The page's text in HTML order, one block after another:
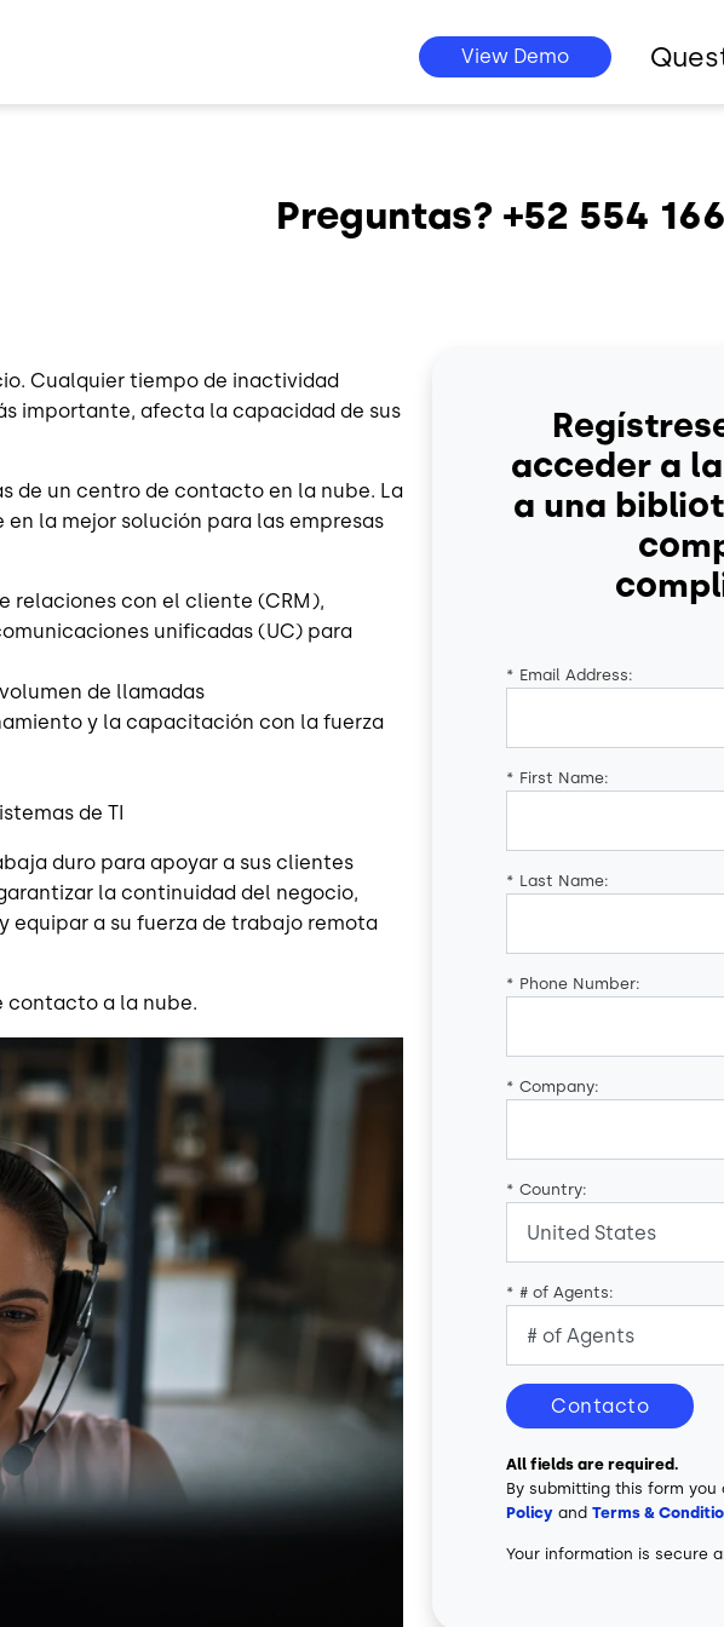
View Demo
Preguntas? +52 554
Cualquier tiempo de inactividad
importante, afecta la capacidad de sus
de un centro de contacto en la nube. La
la mejor solución para las empresas
relaciones con el cliente (CRM),
unificadas (UC) para
de llamadas
y la capacitación con la fuerza
de TI
duro para apoyar a sus clientes
la continuidad del negocio,
equipar a su fuerza de trabajo remota
contacto a la nube.
acceder a
a una
* Email Address:
* First Name:
* Last Name:
* Phone Number:
* Company:
* Country:
* # of Agents:
Contacto
All fields are required.
By submitting this form
Policy andTerms &
Your information is secure